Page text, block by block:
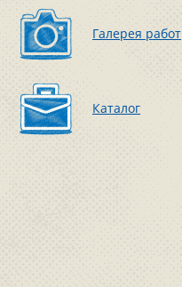
Галерея работ
Каталог